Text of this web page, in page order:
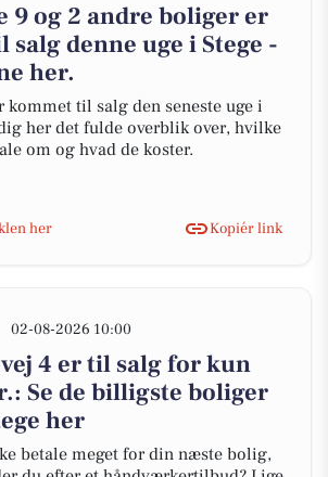
9 og 2 andre boliger er
denne uge i Stege -
her.
kommet til salg den seneste uge i
her det fulde overblik over, hvilke
om og hvad de koster.
her
Kopiér link
02-08-2026 10:00
4 er til salg for kun
Se de billigste boliger
her
betale meget for din næste bolig,